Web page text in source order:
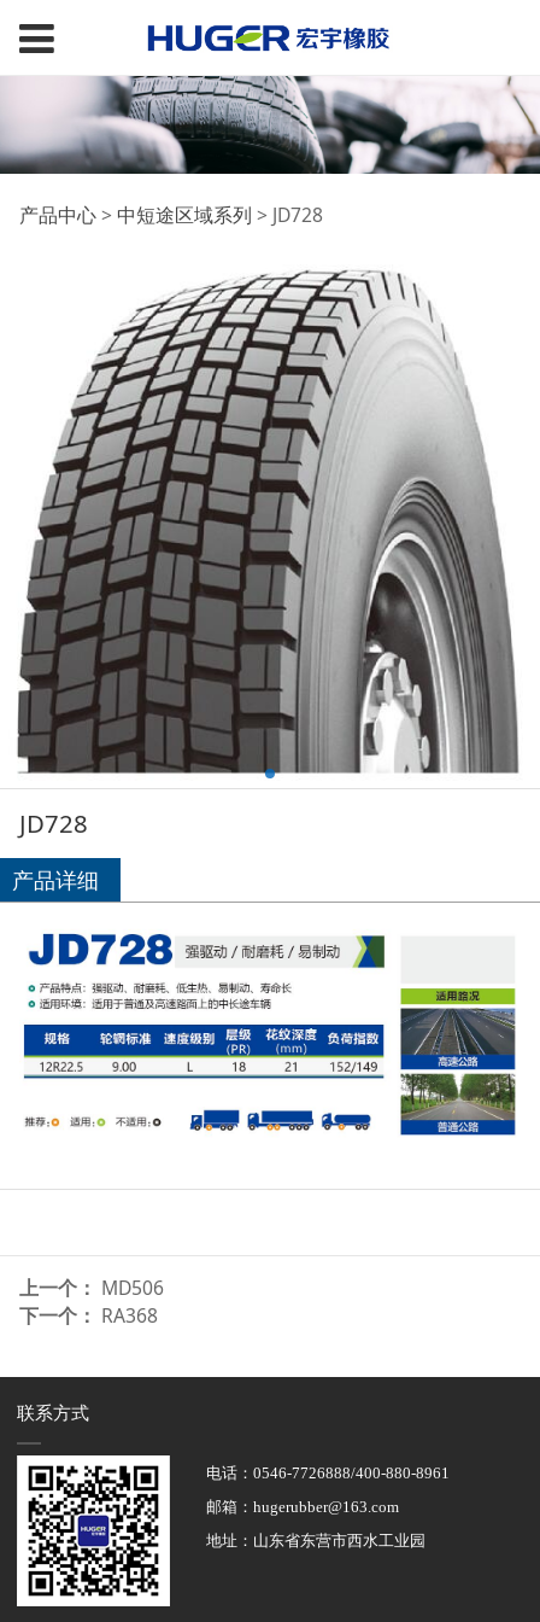
JD728
产品中心> 中短途区域系列 > JD728
JD728
产品详细
上一个： MD506
下一个： RA368
联系方式
电话：0546-7726888/400-880-8961
邮箱：hugerubber@163.com
地址：山东省东营市西水工业园